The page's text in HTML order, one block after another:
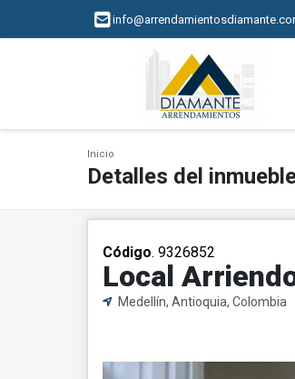
Inicio
Detalles del
Código. 9326852
Local
Medellín, Antioquia, Colombia